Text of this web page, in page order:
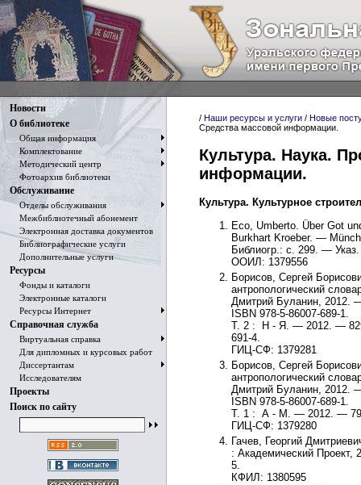
Новости
О библиотеке
Общая информация
Комплектование
Методический центр
Фотоархив библиотеки
Обслуживание
Отделы обслуживания
Межбиблиотечный абонемент
Электронная доставка документов
Библиографические услуги
Дополнительные услуги
Ресурсы
Фонды и каталоги
Электронные каталоги
Ресурсы Интернет
Справочная служба
Виртуальная справка
Для дипломных и курсовых работ
Диссертантам
Исследователям
Проекты
Поиск по сайту
/ Наши ресурсы и услуги / Новые
Средства массовой информации.
Культура. Наука.
информации.
Культура. Культурное
Eco, Umberto. Über Got
Burkhart Kroeber. —
Библиогр.: с. 299. —
ООИЛ: 1379556
Борисов, Сергей
антропологический
Дмитрий Буланин, 2012.
ISBN 978-5-86007-689-1.
Т. 2 : Н - Я. — 2012. —
691-4.
ГИЦ-СФ: 1379281
Борисов, Сергей
антропологический
Дмитрий Буланин, 2012.
ISBN 978-5-86007-689-1.
Т. 1 : А - М. — 2012. —
ГИЦ-СФ: 1379280
Гачев, Георгий
: Академический
5.
КФИЛ: 1380595